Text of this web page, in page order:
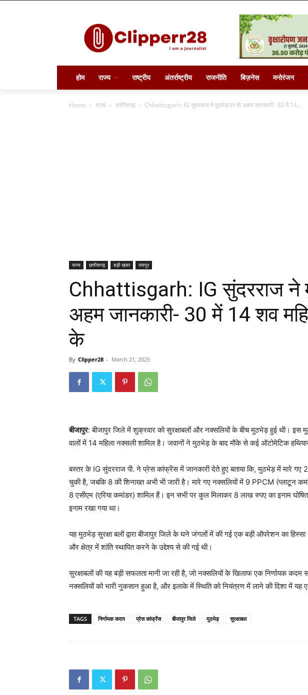
होम राज्य राष्ट्रीय अंतर्राष्ट्रीय राजनीति बिज़नेस मनोरंजन
Home राज्य छत्तीसगढ़ Chhattisgarh: IG सुंदरराज ने मुठभेड़ पर दी अहम जानकारी- 30 में 14...
राज्य छत्तीसगढ़ बड़ी खबर रायपुर
Chhattisgarh: IG सुंदरराज ने
अहम जानकारी- 30 में 14 शव
के
By Clipper28 - March 21, 2025
बीजापुर: बीजापुर जिले में शुक्रवार को सुरक्षाबलों और नक्सलियों के बीच मुठभेड़ हुई थी।
वालों में 14 महिला नक्सली शामिल है। जवानों ने मुठभेड़ के बाद मौके से कई ऑटोमेटिक
बस्तर के IG सुंदरराज पी. ने प्रेस कांफ्रेंस में जानकारी देते हुए बताया कि, मुठभेड़ में मारे गए
चुकी है, जबकि 8 की शिनाख्त अभी भी जारी है। मारे गए नक्सलियों में 9 PPCM (प्लाटून
8 एसीएम (एरिया कमांडर) शामिल हैं। इन सभी पर कुल मिलाकर 8 लाख रुपए का इनाम
इनाम रखा गया था।
यह मुठभेड़ सुरक्षा बलों द्वारा बीजापुर जिले के घने जंगलों में की गई एक बड़ी ऑपरेशन का
और क्षेत्र में शांति स्थापित करने के उद्देश्य से की गई थी।
सुरक्षाबलों की यह बड़ी सफलता मानी जा रही है, जो नक्सलियों के खिलाफ एक निर्णायक कदम
नक्सलियों को भारी नुकसान हुआ है, और इलाके में स्थिति को नियंत्रण में लाने की दिशा में यह
TAGS निर्णायक कदम प्रेस कांफ्रेंस बीजापुर जिले मुठभेड़ सुरक्षाबल